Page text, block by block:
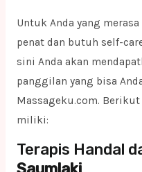
Untuk Anda yang
penat dan butuh self-
sini Anda akan
panggilan yang bisa
Massageku.com.
miliki:
Terapis Handal